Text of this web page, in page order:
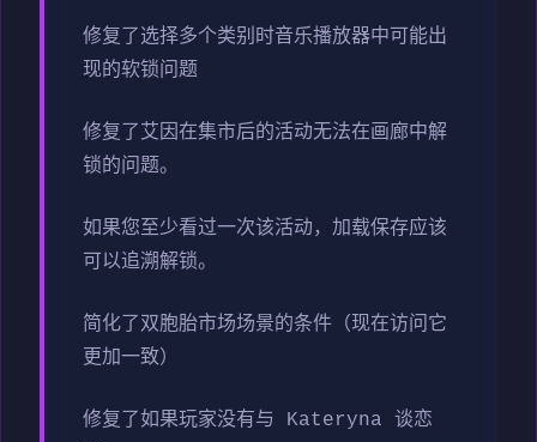
修复了选择多个类别时音乐播放器中可能出
现的软锁问题
修复了艾因在集市后的活动无法在画廊中解
锁的问题。
如果您至少看过一次该活动，加载保存应该
可以追溯解锁。
简化了双胞胎市场场景的条件（现在访问它
更加一致）
修复了如果玩家没有与 Kateryna 谈恋